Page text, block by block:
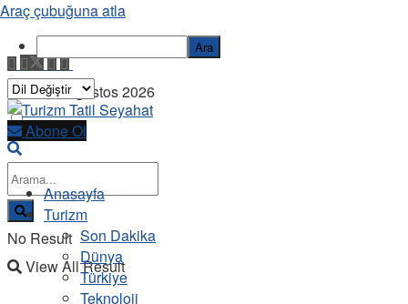
Cuma, 7 Ağustos 2026
No Result
View All Result
Abone Ol
Anasayfa
Turizm
Son Dakika
Dünya
Türkiye
Teknoloji
Araç çubuğuna atla
Ara